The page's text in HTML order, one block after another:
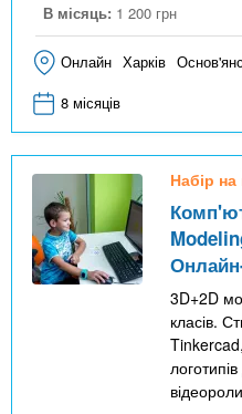
В місяць: 1 200 грн
Онлайн Харків
8 місяців
Набір на
3D+2D
класів.